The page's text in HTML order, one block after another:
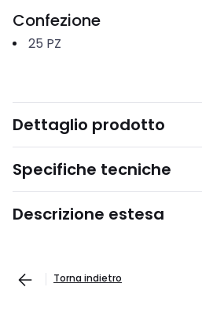
Confezione
25 PZ
Dettaglio prodotto
Specifiche tecniche
Descrizione estesa
Torna indietro